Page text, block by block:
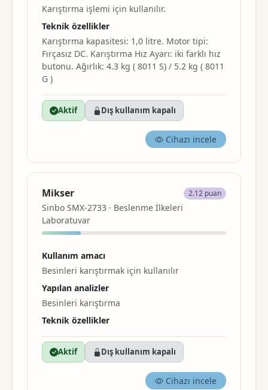
Karıştırma işlemi için kullanılır.
Teknik özellikler
Karıştırma kapasitesi: 1,0 litre. Motor tipi:
Fırçasız DC. Karıştırma Hız Ayarı: iki farklı hız
butonu. Ağırlık: 4.3 kg ( 8011 S) / 5.2 kg ( 8011
G )
Aktif Dış kullanım kapalı
Cihazı incele
Mikser
Sinbo SMX-2733 · Beslenme İlkeleri
Laboratuvar
2.12 puan
Kullanım amacı
Besinleri karıştırmak için kullanılır
Yapılan analizler
Besinleri karıştırma
Teknik özellikler
Aktif Dış kullanım kapalı
Cihazı incele